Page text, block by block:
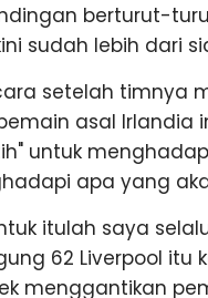
berturut-
sudah lebih dari
setelah timnya
pemain asal
untuk
apa yang
itulah saya
62 Liverpool itu
menggantikan